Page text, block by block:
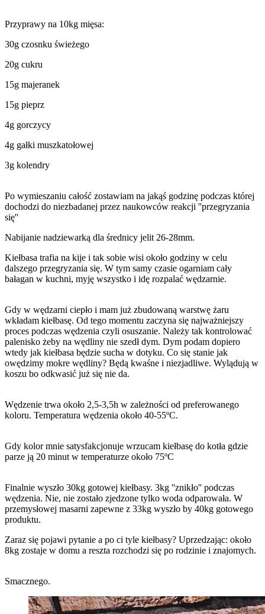
Przyprawy na 10kg mięsa:
30g czosnku świeżego
20g cukru
15g majeranek
15g pieprz
4g gorczycy
4g gałki muszkatołowej
3g kolendry
Po wymieszaniu całość zostawiam na jakąś godzinę podczas której
dochodzi do niezbadanej przez naukowców reakcji ''przegryzania
się''
Nabijanie nadziewarką dla średnicy jelit 26-28mm.
Kiełbasa trafia na kije i tak sobie wisi około godziny w celu
dalszego przegryzania się. W tym samy czasie ogarniam cały
bałagan w kuchni, myję wszystko i idę rozpalać wędzarnie.
Gdy w wędzarni ciepło i mam już zbudowaną warstwę żaru
wkładam kiełbasę. Od tego momentu zaczyna się najważniejszy
proces podczas wędzenia czyli osuszanie. Należy tak kontrolować
palenisko żeby na wędliny nie szedł dym. Dym podam dopiero
wtedy jak kiełbasa będzie sucha w dotyku. Co się stanie jak
owędzimy mokre wędliny? Będą kwaśne i niezjadliwe. Wylądują w
koszu bo odkwasić już się nie da.
Wędzenie trwa około 2,5-3,5h w zależności od preferowanego
koloru. Temperatura wędzenia około 40-55ºC.
Gdy kolor mnie satysfakcjonuje wrzucam kiełbasę do kotła gdzie
parze ją 20 minut w temperaturze około 75ºC
Finalnie wyszło 30kg gotowej kiełbasy. 3kg ''znikło'' podczas
wędzenia. Nie, nie zostało zjedzone tylko woda odparowała. W
przemysłowej masarni zapewne z 33kg wyszło by 40kg gotowego
produktu.
Zaraz się pojawi pytanie a po ci tyle kiełbasy? Uprzedzając: około
8kg zostaje w domu a reszta rozchodzi się po rodzinie i znajomych.
Smacznego.